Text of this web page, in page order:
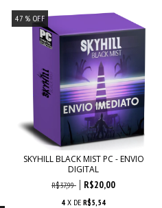
47% OFF
SKYHILL BLACK MIST PC - ENVIO
DIGITAL
R$37,99 R$20,00
4 X DE R$5,54